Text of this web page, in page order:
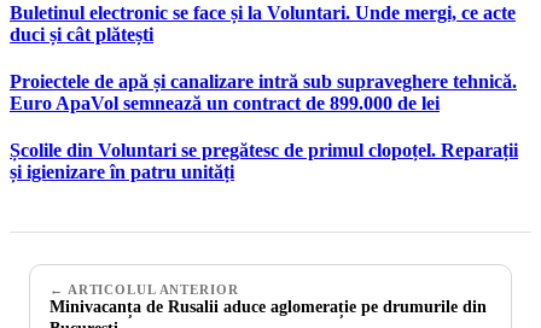
Buletinul electronic se face și la Voluntari. Unde mergi, ce acte
duci și cât plătești
Proiectele de apă și canalizare intră sub supraveghere tehnică.
Euro ApaVol semnează un contract de 899.000 de lei
Școlile din Voluntari se pregătesc de primul clopoțel. Reparații
și igienizare în patru unități
← ARTICOLUL ANTERIOR
Minivacanța de Rusalii aduce aglomerație pe drumurile din